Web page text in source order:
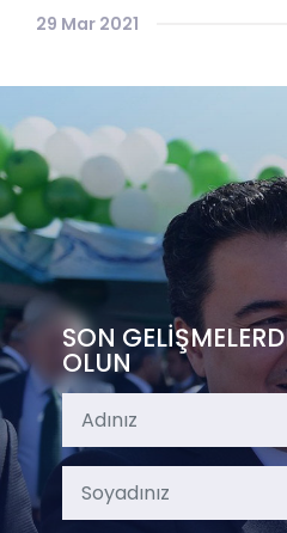
29 Mar 2021
SON
OLUN